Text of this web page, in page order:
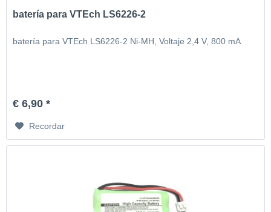
batería para VTEch LS6226-2
batería para VTEch LS6226-2 Ni-MH, Voltaje 2,4 V, 800 mA
€ 6,90 *
Recordar